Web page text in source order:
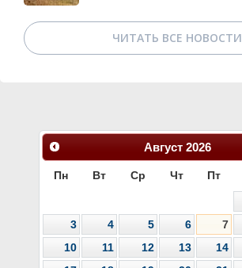
ЧИТАТЬ ВСЕ НОВОСТИ
Август 2026
Пн Вт Ср Чт Пт
3
4 5 6 7
10
11 12 13 14